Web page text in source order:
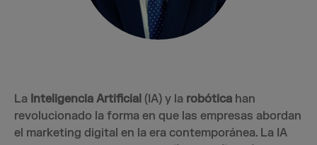
La Inteligencia Artificial (IA) y la robótica han
revolucionado la forma en que las empresas abordan
el marketing digital en la era contemporánea. La IA